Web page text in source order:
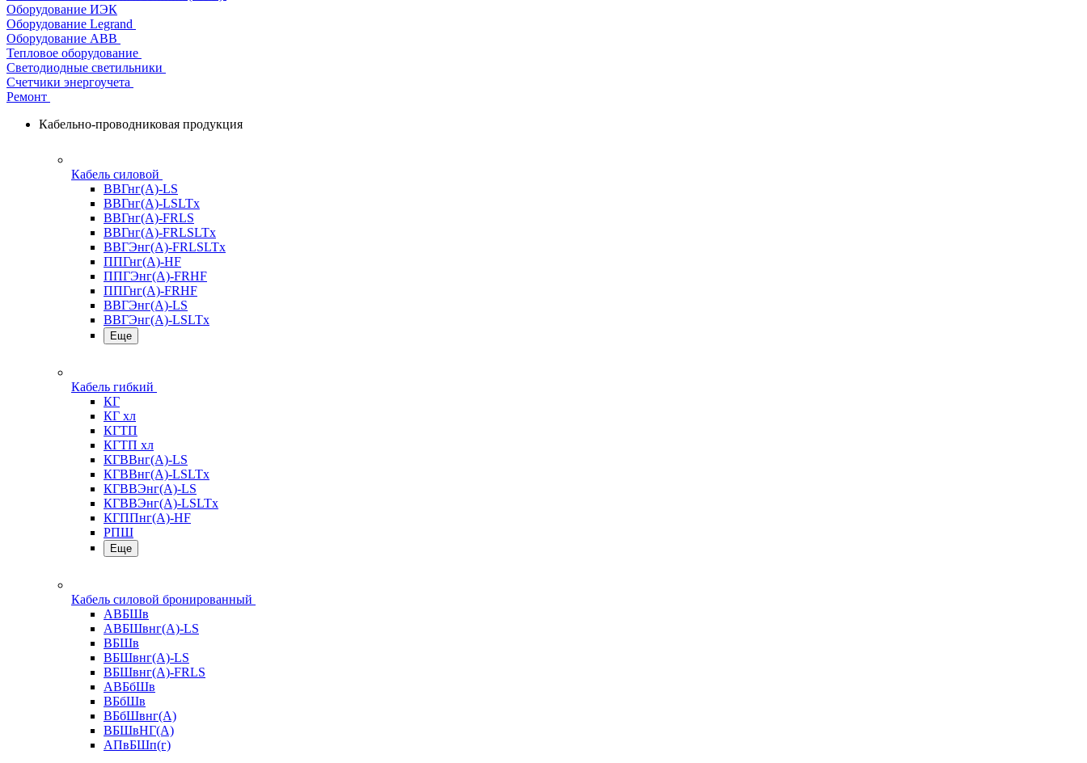
Оборудование ИЭК
Оборудование Legrand
Оборудование АВВ
Тепловое оборудование
Светодиодные светильники
Счетчики энергоучета
Ремонт
Кабельно-проводниковая продукция
Кабель силовой
ВВГнг(А)-LS
ВВГнг(А)-LSLTx
ВВГнг(А)-FRLS
ВВГнг(А)-FRLSLTx
ВВГЭнг(А)-FRLSLTx
ППГнг(А)-HF
ППГЭнг(А)-FRHF
ППГнг(А)-FRHF
ВВГЭнг(А)-LS
ВВГЭнг(А)-LSLTx
Еще
Кабель гибкий
КГ
КГ хл
КГТП
КГТП хл
КГВВнг(А)-LS
КГВВнг(А)-LSLTx
КГВВЭнг(А)-LS
КГВВЭнг(А)-LSLTx
КГППнг(А)-HF
РПШ
Еще
Кабель силовой бронированный
АВБШв
АВБШвнг(А)-LS
ВБШв
ВБШвнг(А)-LS
ВБШвнг(А)-FRLS
АВБбШв
ВБбШв
ВБбШвнг(А)
ВБШвНГ(А)
АПвБШп(г)